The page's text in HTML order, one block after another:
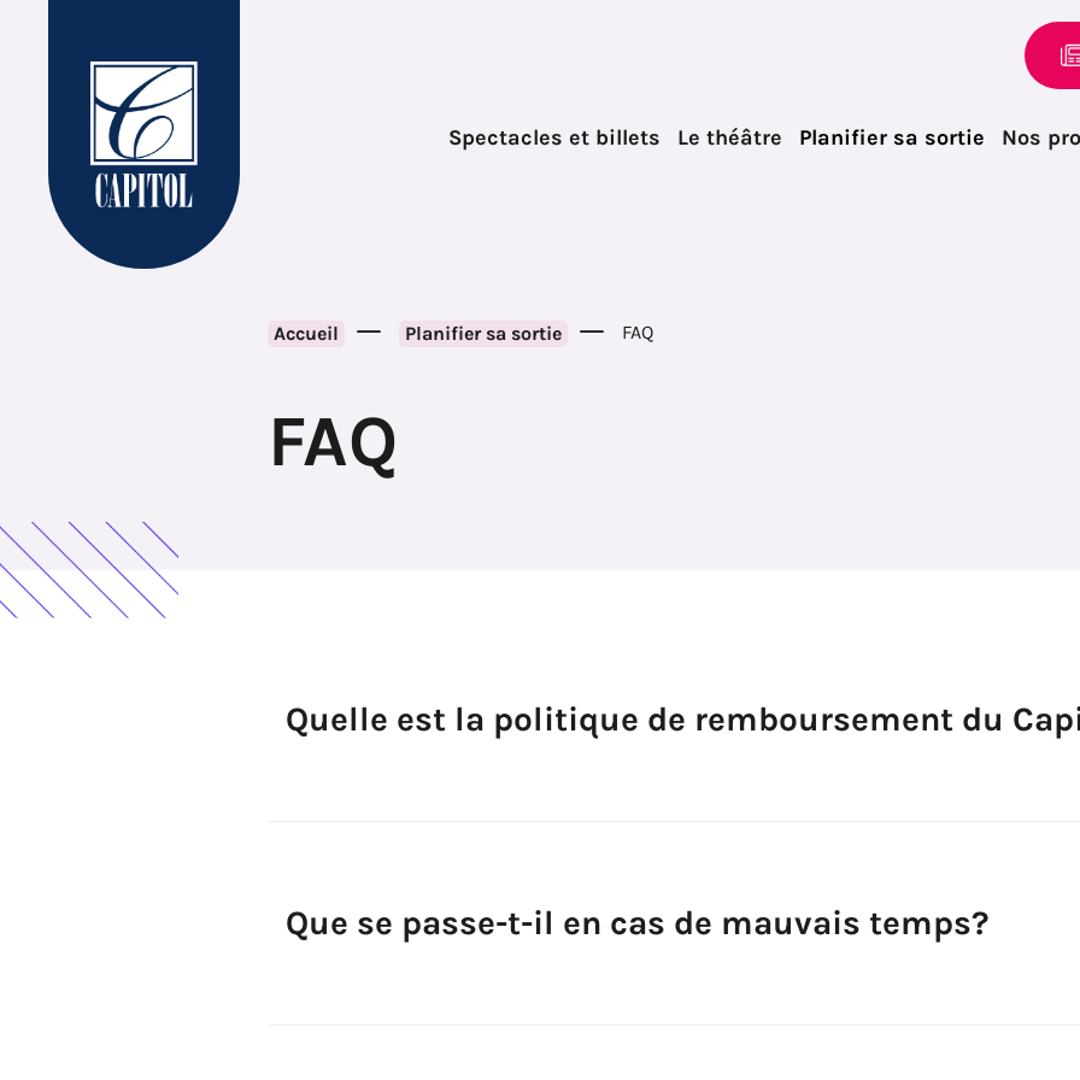
Spectacles et billets Le théâtre Planifier sa sortie Nos
Accueil Planifier sa sortie FAQ
FAQ
Quelle est la politique de remboursement du
Que se passe-t-il en cas de mauvais temps?